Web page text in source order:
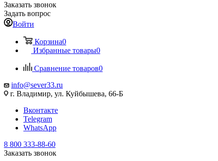
Заказать звонок
Задать вопрос
Войти
Корзина0
Избранные товары0
Сравнение товаров0
info@sever33.ru
г. Владимир, ул. Куйбышева, 66-Б
Вконтакте
Telegram
WhatsApp
8 800 333-88-60
Заказать звонок